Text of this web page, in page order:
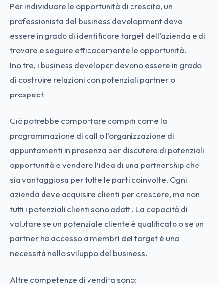
Per individuare le opportunità di crescita, un
professionista del business development deve
essere in grado di identificare target dell’azienda e di
trovare e seguire efficacemente le opportunità.
Inoltre, i business developer devono essere in grado
di costruire relazioni con potenziali partner o
prospect.
Ciò potrebbe comportare compiti come la
programmazione di call o l’organizzazione di
appuntamenti in presenza per discutere di potenziali
opportunità e vendere l’idea di una partnership che
sia vantaggiosa per tutte le parti coinvolte. Ogni
azienda deve acquisire clienti per crescere, ma non
tutti i potenziali clienti sono adatti. La capacità di
valutare se un potenziale cliente è qualificato o se un
partner ha accesso a membri del target è una
necessità nello sviluppo del business.
Altre competenze di vendita sono: